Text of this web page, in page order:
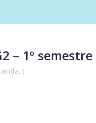
– 1º semestre
)